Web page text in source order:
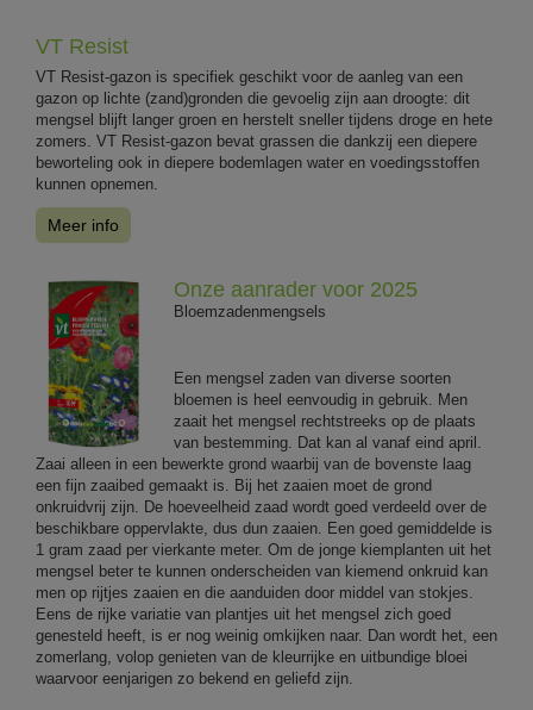
VT Resist
VT Resist-gazon is specifiek geschikt voor de aanleg van een
gazon op lichte (zand)gronden die gevoelig zijn aan droogte: dit
mengsel blijft langer groen en herstelt sneller tijdens droge en hete
zomers. VT Resist-gazon bevat grassen die dankzij een diepere
beworteling ook in diepere bodemlagen water en voedingsstoffen
kunnen opnemen.
Meer info
Onze aanrader voor 2025
Bloemzadenmengsels
Een mengsel zaden van diverse soorten
bloemen is heel eenvoudig in gebruik. Men
zaait het mengsel rechtstreeks op de plaats
van bestemming. Dat kan al vanaf eind april.
Zaai alleen in een bewerkte grond waarbij van de bovenste laag
een fijn zaaibed gemaakt is. Bij het zaaien moet de grond
onkruidvrij zijn. De hoeveelheid zaad wordt goed verdeeld over de
beschikbare oppervlakte, dus dun zaaien. Een goed gemiddelde is
1 gram zaad per vierkante meter. Om de jonge kiemplanten uit het
mengsel beter te kunnen onderscheiden van kiemend onkruid kan
men op rijtjes zaaien en die aanduiden door middel van stokjes.
Eens de rijke variatie van plantjes uit het mengsel zich goed
genesteld heeft, is er nog weinig omkijken naar. Dan wordt het, een
zomerlang, volop genieten van de kleurrijke en uitbundige bloei
waarvoor eenjarigen zo bekend en geliefd zijn.